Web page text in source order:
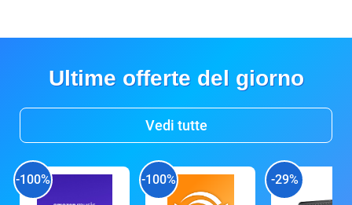
Ultime offerte del giorno
Vedi tutte
-100% -100% -29%